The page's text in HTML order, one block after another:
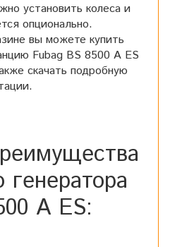
установить колеса и
опционально.
вы можете купить
Fubag BS 8500 A ES
скачать подробную
генератора
A ES: